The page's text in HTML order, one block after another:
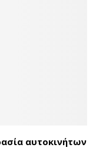
αυτοκινήτων